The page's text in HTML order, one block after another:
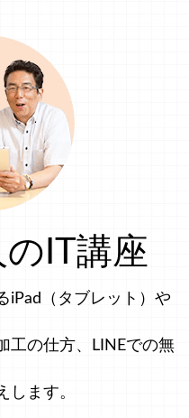
IT講座
iPad（タブレット）や
工の仕方、LINEでの無
します。